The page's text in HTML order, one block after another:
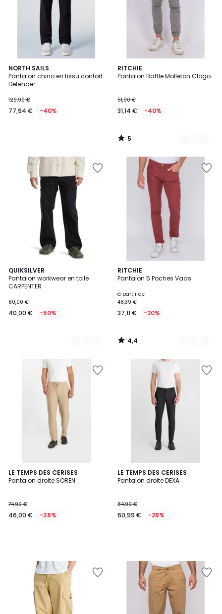
NORTH SAILS
Pantalon chino en tissu confort
Defender
129,90 €
77,94 € -40%
RITCHIE
Pantalon Battle Molleton Clogo
51,90 €
31,14 € -40%
5
/
3
Couleurs
5
/
QUIKSILVER
Pantalon workwear en toile
CARPENTER
80,00 €
40,00 € -50%
2
Couleurs
RITCHIE
Pantalon 5 Poches Vaas
à partir de
46,39 €
37,11 € -20%
4,4
/ 5
10
Couleurs
4,4
/
LE TEMPS DES CERISES
Pantalon droite SOREN
74,99 €
46,00 € -38%
LE TEMPS DES CERISES
Pantalon droite DEXA
84,99 €
60,99 € -28%